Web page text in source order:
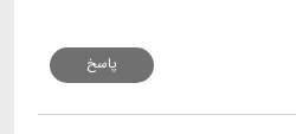
پاسخ